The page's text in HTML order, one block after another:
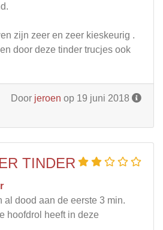
zijn zeer en zeer kieskeurig .
door deze tinder trucjes ook
Door jeroen op 19 juni 2018
TINDER
al dood aan de eerste 3 min.
hoofdrol heeft in deze